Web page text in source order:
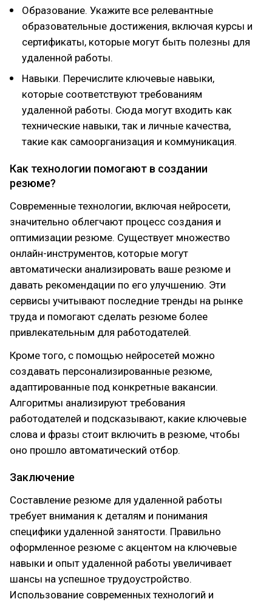
Образование. Укажите все релевантные
образовательные достижения, включая курсы и
сертификаты, которые могут быть полезны для
удаленной работы.
Навыки. Перечислите ключевые навыки,
которые соответствуют требованиям
удаленной работы. Сюда могут входить как
технические навыки, так и личные качества,
такие как самоорганизация и коммуникация.
Как технологии помогают в создании
резюме?
Современные технологии, включая нейросети,
значительно облегчают процесс создания и
оптимизации резюме. Существует множество
онлайн-инструментов, которые могут
автоматически анализировать ваше резюме и
давать рекомендации по его улучшению. Эти
сервисы учитывают последние тренды на рынке
труда и помогают сделать резюме более
привлекательным для работодателей.
Кроме того, с помощью нейросетей можно
создавать персонализированные резюме,
адаптированные под конкретные вакансии.
Алгоритмы анализируют требования
работодателей и подсказывают, какие ключевые
слова и фразы стоит включить в резюме, чтобы
оно прошло автоматический отбор.
Заключение
Составление резюме для удаленной работы
требует внимания к деталям и понимания
специфики удаленной занятости. Правильно
оформленное резюме с акцентом на ключевые
навыки и опыт удаленной работы увеличивает
шансы на успешное трудоустройство.
Использование современных технологий и